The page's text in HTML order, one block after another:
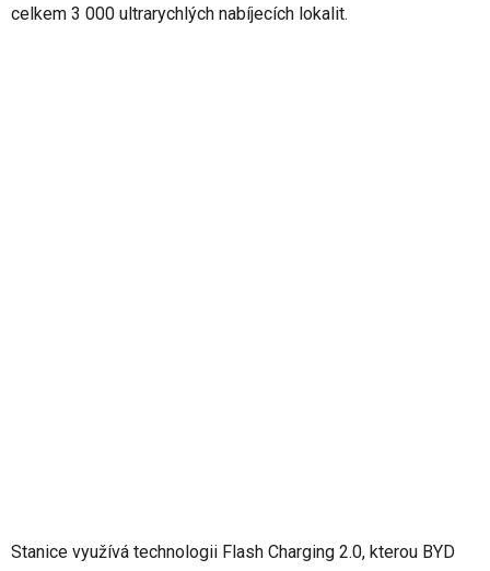
celkem 3 000 ultrarychlých nabíjecích lokalit.
Stanice využívá technologii Flash Charging 2.0, kterou BYD